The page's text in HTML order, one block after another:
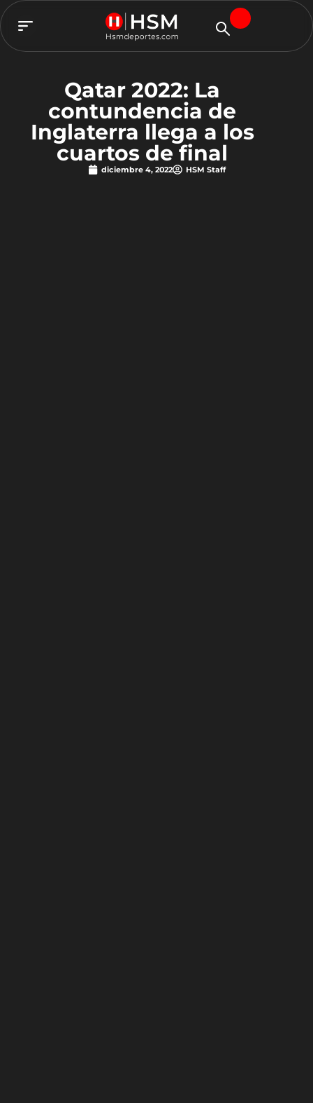
Qatar 2022: La
contundencia de
Inglaterra llega a los
cuartos de final
diciembre 4, 2022 HSM Staff